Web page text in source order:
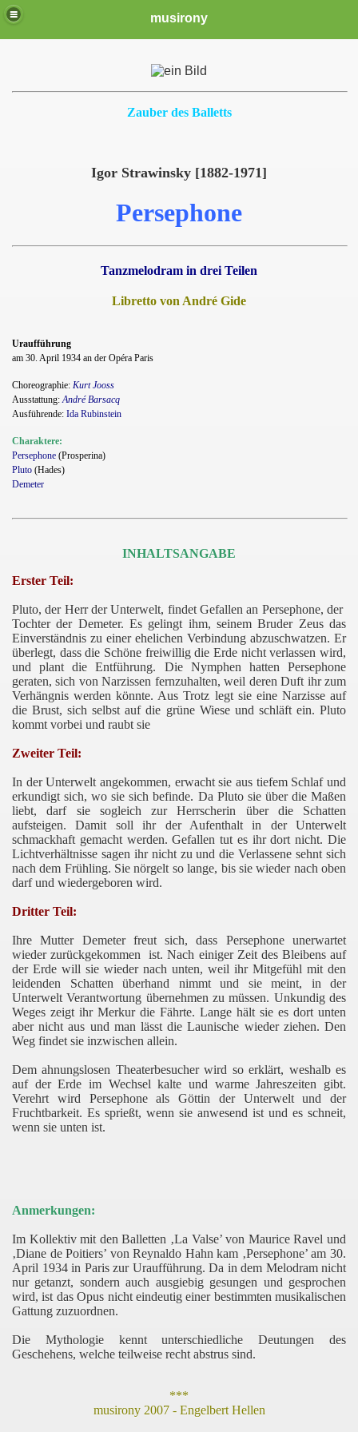
musirony
Zauber des Balletts
Igor Strawinsky [1882-1971]
Persephone
Tanzmelodram in drei Teilen
Libretto von André Gide
Uraufführung
am 30. April 1934 an der Opéra Paris
Choreographie: Kurt Jooss
Ausstattung:André Barsacq
Ausführende: Ida Rubinstein
Charaktere:
Persephone (Prosperina)
Pluto (Hades)
Demeter
INHALTSANGABE
Erster Teil:
Pluto, der Herr der Unterwelt, findet Gefallen an Persephone, der
Tochter der Demeter. Es gelingt ihm, seinem Bruder Zeus das
Einverständnis zu einer ehelichen Verbindung abzuschwatzen. Er
überlegt, dass die Schöne freiwillig die Erde nicht verlassen wird,
und plant die Entführung. Die Nymphen hatten Persephone
geraten, sich von Narzissen fernzuhalten, weil deren Duft ihr zum
Verhängnis werden könnte. Aus Trotz legt sie eine Narzisse auf
die Brust, sich selbst auf die grüne Wiese und schläft ein. Pluto
kommt vorbei und raubt sie
Zweiter Teil:
In der Unterwelt angekommen, erwacht sie aus tiefem Schlaf und
erkundigt sich, wo sie sich befinde. Da Pluto sie über die Maßen
liebt, darf sie sogleich zur Herrscherin über die Schatten
aufsteigen. Damit soll ihr der Aufenthalt in der Unterwelt
schmackhaft gemacht werden. Gefallen tut es ihr dort nicht. Die
Lichtverhältnisse sagen ihr nicht zu und die Verlassene sehnt sich
nach dem Frühling. Sie nörgelt so lange, bis sie wieder nach oben
darf und wiedergeboren wird.
Dritter Teil:
Ihre Mutter Demeter freut sich, dass Persephone unerwartet
wieder zurückgekommen ist. Nach einiger Zeit des Bleibens auf
der Erde will sie wieder nach unten, weil ihr Mitgefühl mit den
leidenden Schatten überhand nimmt und sie meint, in der
Unterwelt Verantwortung übernehmen zu müssen. Unkundig des
Weges zeigt ihr Merkur die Fährte. Lange hält sie es dort unten
aber nicht aus und man lässt die Launische wieder ziehen. Den
Weg findet sie inzwischen allein.
Dem ahnungslosen Theaterbesucher wird so erklärt, weshalb es
auf der Erde im Wechsel kalte und warme Jahreszeiten gibt.
Verehrt wird Persephone als Göttin der Unterwelt und der
Fruchtbarkeit. Es sprießt, wenn sie anwesend ist und es schneit,
wenn sie unten ist.
Anmerkungen:
Im Kollektiv mit den Balletten ‚La Valse’ von Maurice Ravel und
‚Diane de Poitiers’ von Reynaldo Hahn kam ‚Persephone’ am 30.
April 1934 in Paris zur Uraufführung. Da in dem Melodram nicht
nur getanzt, sondern auch ausgiebig gesungen und gesprochen
wird, ist das Opus nicht eindeutig einer bestimmten musikalischen
Gattung zuzuordnen.
Die Mythologie kennt unterschiedliche Deutungen des
Geschehens, welche teilweise recht abstrus sind.
***
musirony 2007 - Engelbert Hellen